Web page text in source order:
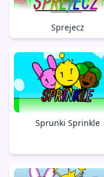
Sprejecz
Sprunki Sprinkle